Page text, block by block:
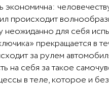
происходит
неожиданно для себя
прекращается в
за рулем
на себя за такое
в теле, которое и